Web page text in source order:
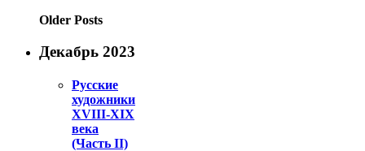
Older Posts
Декабрь 2023
Русские
художники
XVIII-XIX
века
(Часть II)